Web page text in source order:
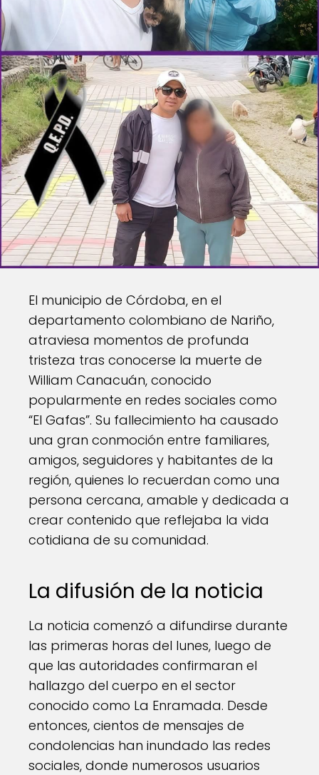
El municipio de Córdoba, en el
departamento colombiano de Nariño,
atraviesa momentos de profunda
tristeza tras conocerse la muerte de
William Canacuán, conocido
popularmente en redes sociales como
“El Gafas”. Su fallecimiento ha causado
una gran conmoción entre familiares,
amigos, seguidores y habitantes de la
región, quienes lo recuerdan como una
persona cercana, amable y dedicada a
crear contenido que reflejaba la vida
cotidiana de su comunidad.
La difusión de la noticia
La noticia comenzó a difundirse durante
las primeras horas del lunes, luego de
que las autoridades confirmaran el
hallazgo del cuerpo en el sector
conocido como La Enramada. Desde
entonces, cientos de mensajes de
condolencias han inundado las redes
sociales, donde numerosos usuarios